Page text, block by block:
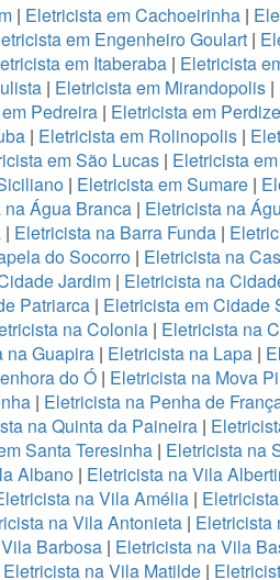
| Eletricista em Cachoeirinha|
em Engenheiro Goulart |
em Itaberaba | Eletricista
| Eletricista em Mirandopolis|
Pedreira| Eletricista em
| Eletricista em Rolinopolis|
em São Lucas| Eletricista
| Eletricista em Sumare |
na Água Branca | Eletricista na
| Eletricista na Barra Funda |
do Socorro | Eletricista na
Jardim| Eletricista na
Patriarca | Eletricista em Cidade
na Colonia| Eletricista na
na Guapira| Eletricista na Lapa|
do Ó | Eletricista na Mova
| Eletricista na Penha de
na Quinta da Paineira|
Santa Teresinha| Eletricista na
Albano | Eletricista na Vila
na Vila Amélia |
na Vila Antonieta | Eletricista
Barbosa | Eletricista na Vila
Eletricista na Vila Matilde |